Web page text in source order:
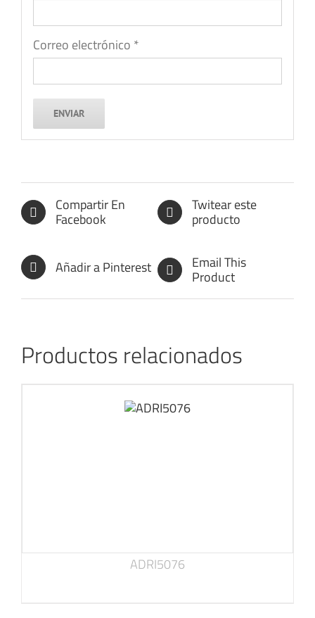
Correo electrónico *
Compartir En
Facebook
Twitear este
producto
Añadir a Pinterest Email This
Product
Productos relacionados
ADRI5076